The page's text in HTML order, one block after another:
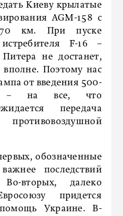
Киеву крылатые
AGM-158 с
км. При пуске
F-16 –
не достанет,
Поэтому нас
от введения 500-
– на все, что
передача
обозначенные
последствий
вторых, далеко
придется
помощь Украине. В-